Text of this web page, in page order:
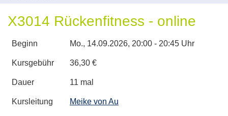
X3014 Rückenfitness - online
Beginn Mo., 14.09.2026, 20:00 - 20:45 Uhr
Kursgebühr 36,30 €
Dauer 11 mal
Kursleitung Meike von Au